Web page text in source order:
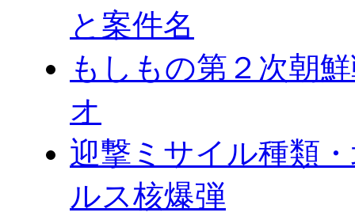
と案件名
もしもの第２次朝
オ
迎撃ミサイル種類
ルス核爆弾